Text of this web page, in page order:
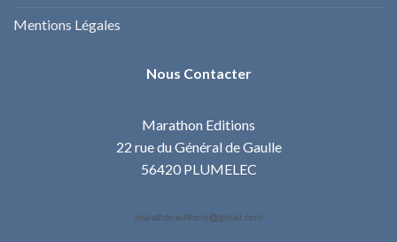
Mentions Légales
Nous Contacter
Marathon Editions
22 rue du Général de Gaulle
56420 PLUMELEC